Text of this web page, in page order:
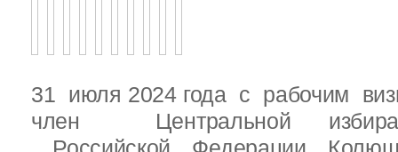
31 июля 2024 года с рабочим
член Центральной